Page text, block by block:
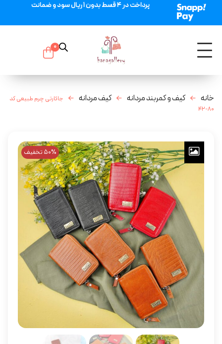
پرداخت در 4 قسط بدون 1 ریال سود و ضمانت
0
خانه کیف و کمربند مردانه کیف مردانه
جاکارتی چرم طبیعی کد
80-42
50% تخفیف